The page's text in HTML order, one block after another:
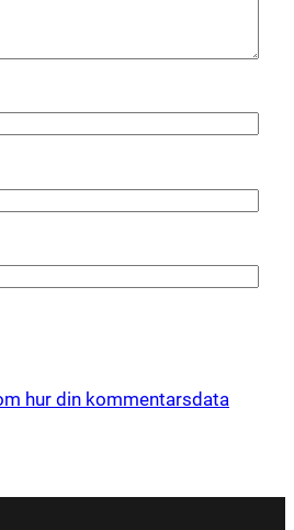
hur din kommentarsdata